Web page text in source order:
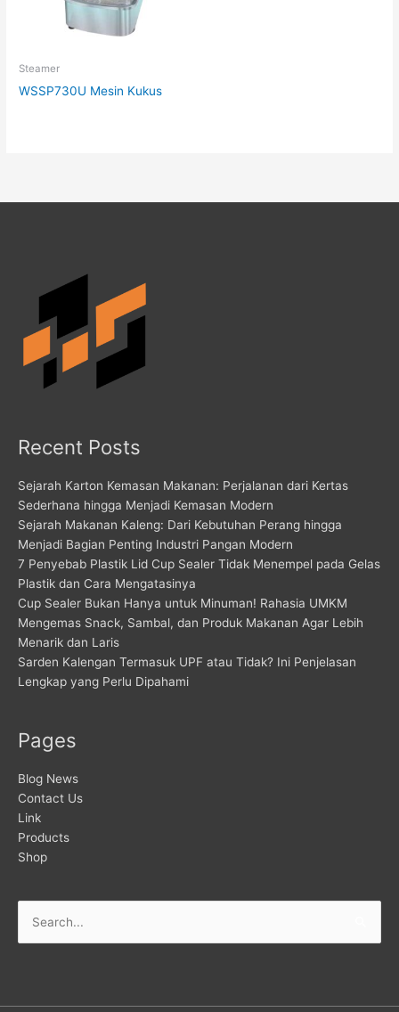
Steamer
WSSP730U Mesin Kukus
Recent Posts
Sejarah Karton Kemasan Makanan: Perjalanan dari Kertas
Sederhana hingga Menjadi Kemasan Modern
Sejarah Makanan Kaleng: Dari Kebutuhan Perang hingga
Menjadi Bagian Penting Industri Pangan Modern
7 Penyebab Plastik Lid Cup Sealer Tidak Menempel pada Gelas
Plastik dan Cara Mengatasinya
Cup Sealer Bukan Hanya untuk Minuman! Rahasia UMKM
Mengemas Snack, Sambal, dan Produk Makanan Agar Lebih
Menarik dan Laris
Sarden Kalengan Termasuk UPF atau Tidak? Ini Penjelasan
Lengkap yang Perlu Dipahami
Pages
Blog News
Contact Us
Link
Products
Shop